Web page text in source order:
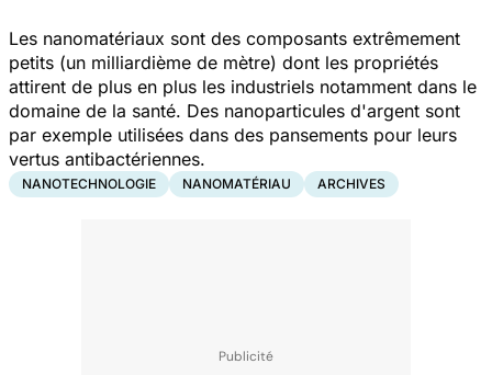
Les nanomatériaux sont des composants extrêmement
petits (un milliardième de mètre) dont les propriétés
attirent de plus en plus les industriels notamment dans le
domaine de la santé. Des nanoparticules d'argent sont
par exemple utilisées dans des pansements pour leurs
vertus antibactériennes.
NANOTECHNOLOGIE NANOMATÉRIAU ARCHIVES